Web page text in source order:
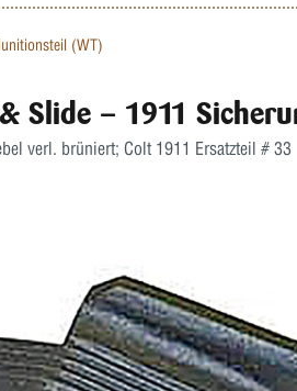
(WT)
Slide – 1911
verl. brüniert; Colt 1911 Ersatzteil # 33